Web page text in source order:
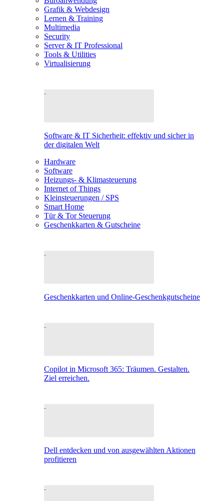
Grafik & Webdesign
Lernen & Training
Multimedia
Security
Server & IT Professional
Tools & Utilities
Virtualisierung
Software & IT Sicherheit: effektiv und sicher in
der digitalen Welt
Hardware
Software
Heizungs- & Klimasteuerung
Internet of Things
Kleinsteuerungen / SPS
Smart Home
Tür & Tor Steuerung
Geschenkkarten & Gutscheine
Geschenkkarten und Online-Geschenkgutscheine
Copilot in Microsoft 365: Träumen. Gestalten.
Ziel erreichen.
Dell entdecken und von ausgewählten Aktionen
profitieren